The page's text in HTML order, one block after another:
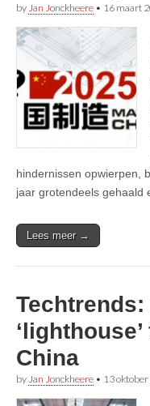
by Jan Jonckheere • 16 maart
hindernissen opwierpen,
jaar grotendeels gehaald
Lees meer →
China
by Jan Jonckheere • 13